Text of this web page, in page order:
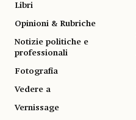
Libri
Opinioni & Rubriche
Notizie politiche e
professionali
Fotografia
Vedere a
Vernissage